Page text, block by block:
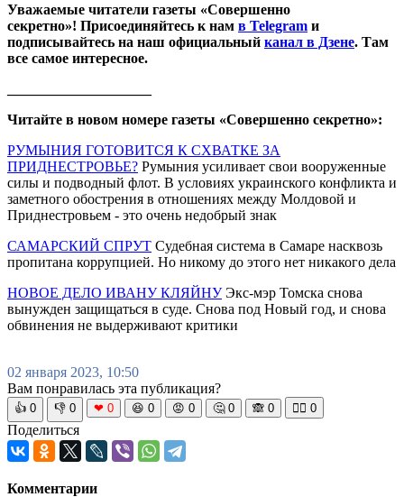
Уважаемые читатели газеты «Совершенно
секретно»! Присоединяйтесь к нам в Telegram и
подписывайтесь на наш официальный канал в Дзене. Там
все самое интересное.
Читайте в новом номере газеты «Совершенно секретно»:
РУМЫНИЯ ГОТОВИТСЯ К СХВАТКЕ ЗА
ПРИДНЕСТРОВЬЕ? Румыния усиливает свои вооруженные
силы и подводный флот. В условиях украинского конфликта и
заметного обострения в отношениях между Молдовой и
Приднестровьем - это очень недобрый знак
САМАРСКИЙ СПРУТ Судебная система в Самаре насквозь
пропитана коррупцией. Но никому до этого нет никакого дела
НОВОЕ ДЕЛО ИВАНУ КЛЯЙНУЭкс-мэр Томска снова
вынужден защищаться в суде. Снова под Новый год, и снова
обвинения не выдерживают критики
02 января 2023, 10:50
Вам понравилась эта публикация?
👍 0 👎 0 ❤ 0 😆 0 😡 0 🤔 0 🙈 0 🧘‍♀️ 0
Поделиться
Комментарии